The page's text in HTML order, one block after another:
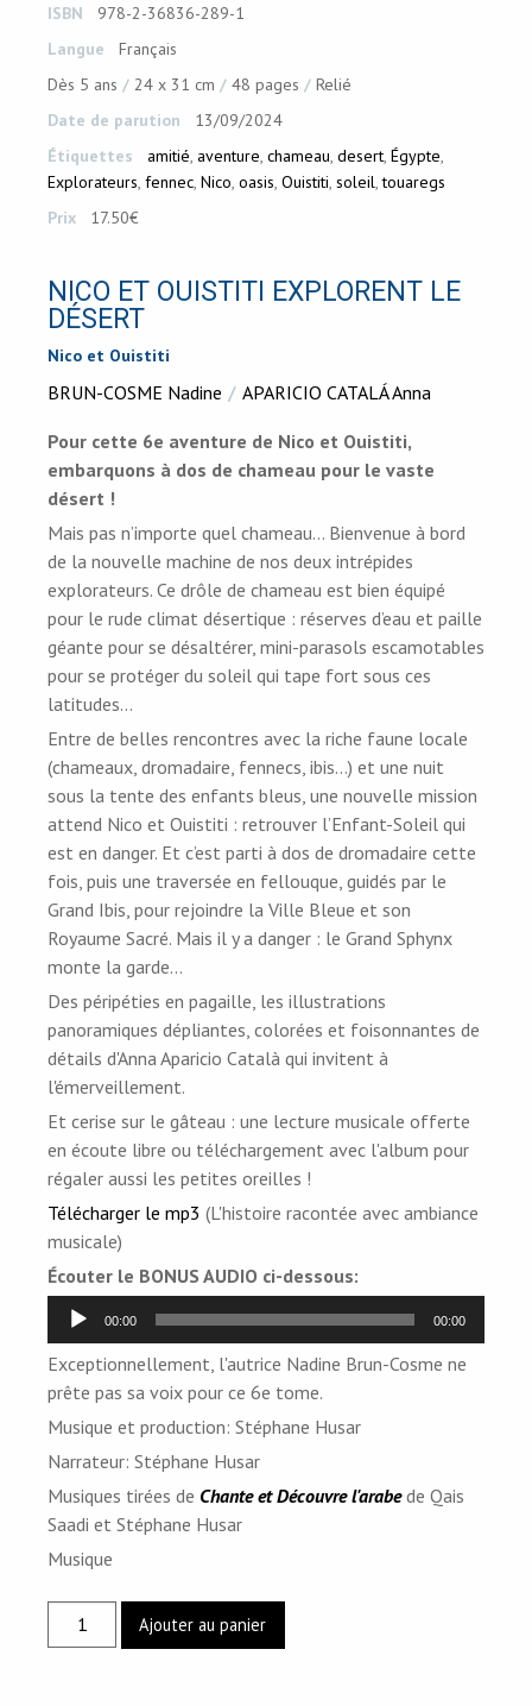
ISBN
978-2-36836-289-1
Langue
Français
Dès 5 ans
24 x 31 cm 48 pages
Relié
Date de parution
13/09/2024
Étiquettes
amitié, aventure, chameau, desert, Égypte,
Explorateurs, fennec, Nico, oasis, Ouistiti, soleil,touaregs
Prix
17.50€
NICO ET OUISTITI EXPLORENT LE
DÉSERT
Nico et Ouistiti
BRUN-COSME Nadine APARICIO CATALÁ Anna
Pour cette 6e aventure de Nico et Ouistiti,
embarquons à dos de chameau pour le vaste
désert !
Mais pas n’importe quel chameau… Bienvenue à bord
de la nouvelle machine de nos deux intrépides
explorateurs. Ce drôle de chameau est bien équipé
pour le rude climat désertique : réserves d’eau et paille
géante pour se désaltérer, mini-parasols escamotables
pour se protéger du soleil qui tape fort sous ces
latitudes…
Entre de belles rencontres avec la riche faune locale
(chameaux, dromadaire, fennecs, ibis…) et une nuit
sous la tente des enfants bleus, une nouvelle mission
attend Nico et Ouistiti : retrouver l’Enfant-Soleil qui
est en danger. Et c’est parti à dos de dromadaire cette
fois, puis une traversée en fellouque, guidés par le
Grand Ibis, pour rejoindre la Ville Bleue et son
Royaume Sacré. Mais il y a danger : le Grand Sphynx
monte la garde…
Des péripéties en pagaille, les illustrations
panoramiques dépliantes, colorées et foisonnantes de
détails d'Anna Aparicio Català qui invitent à
l'émerveillement.
Et cerise sur le gâteau : une lecture musicale offerte
en écoute libre ou téléchargement avec l'album pour
régaler aussi les petites oreilles !
Télécharger le mp3 (L'histoire racontée avec ambiance
musicale)
Écouter le BONUS AUDIO ci-dessous:
Lecteur
audio
00:00 00:00
Exceptionnellement, l'autrice Nadine Brun-Cosme ne
prête pas sa voix pour ce 6e tome.
Musique et production: Stéphane Husar
Narrateur: Stéphane Husar
Musiques tirées de Chante et Découvre l'arabede Qais
Saadi et Stéphane Husar
Musique
quantité
de
Ajouter au panier